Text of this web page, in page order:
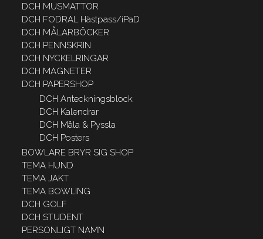
DCH MUSMATTOR
DCH FODRAL Hästpass/iPaD
DCH MÅLARBÖCKER
DCH PENNSKRIN
DCH NYCKELRINGAR
DCH MAGNETER
DCH PAPERSHOP
DCH Anteckningsblock
DCH Kalendrar
DCH Måla & Pyssla
DCH Posters
BOWLARE BRYR SIG SHOP
TEMA HUND
TEMA JAKT
TEMA BOWLING
DCH GOLF
DCH STUDENT
PERSONLIGT NAMN